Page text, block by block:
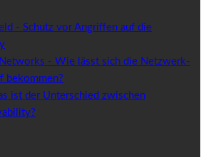
- Schutz vor Angriffen auf die
- Wie lässt sich die Netzwerk-
bekommen?
ist der Unterschied zwischen